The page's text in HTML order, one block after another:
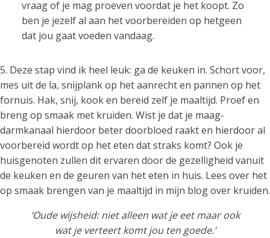
vraag of je mag proeven voordat je het koopt. Zo
ben je jezelf al aan het voorbereiden op hetgeen
dat jou gaat voeden vandaag.
5. Deze stap vind ik heel leuk: ga de keuken in. Schort voor,
mes uit de la, snijplank op het aanrecht en pannen op het
fornuis. Hak, snij, kook en bereid zelf je maaltijd. Proef en
breng op smaak met kruiden. Wist je dat je maag-
darmkanaal hierdoor beter doorbloed raakt en hierdoor al
voorbereid wordt op het eten dat straks komt? Ook je
huisgenoten zullen dit ervaren door de gezelligheid vanuit
de keuken en de geuren van het eten in huis. Lees over het
op smaak brengen van je maaltijd in mijn blog over kruiden.
‘Oude wijsheid: niet alleen wat je eet maar ook
wat je verteert komt jou ten goede.’